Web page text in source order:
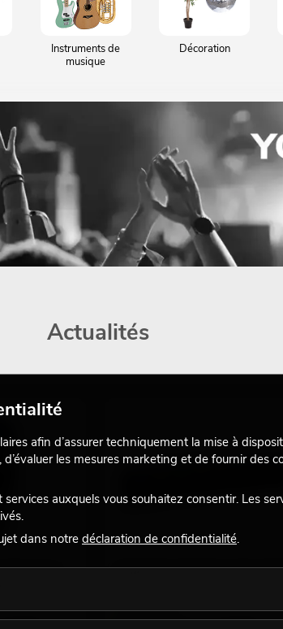
Instruments de
musique
Décoration
Actualités
190 Hybrid
semaines.
EUROLITE LED BAR-8 ABL
Le stock suffit pour env. 8 semaines.
afin d’assurer techniquement la mise à
les mesures marketing et de fournir des
auxquels vous souhaitez consentir. Les
dans notredéclaration de confidentialité.